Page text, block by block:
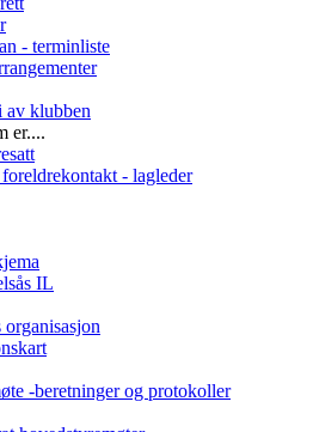
- terminliste
av klubben
er....
- lagleder
IL
organisasjon
-beretninger og protokoller